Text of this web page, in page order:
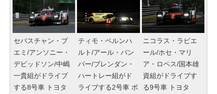
セバスチャン・ブ
エミ/アンソニー・
デビッドソン/中嶋
一貴組がドライブ
する8号車 トヨタ
ティモ・ベルンハ
ルト/アール・バン
バー/ブレンダン・
ハートレー組がド
ライブする2号車 ポ
ニコラス・ラピエ
ール/ホセ・マリ
ア・ロペス/国本雄
資組がドライブす
る9号車 トヨタ